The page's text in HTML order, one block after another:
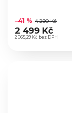
hodnocení
produktu
je
2 065,29 Kč bez DPH
–41 % 4 290 Kč
2 499 Kč